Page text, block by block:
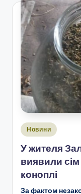
Опубліковано
Новини
У жителя
виявили сім
коноплі
За фактом